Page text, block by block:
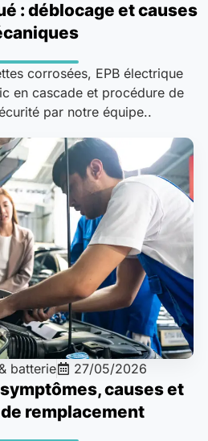
: déblocage et causes
corrosées, EPB électrique
en cascade et procédure de
par notre équipe..
batterie 27/05/2026
causes et
remplacement